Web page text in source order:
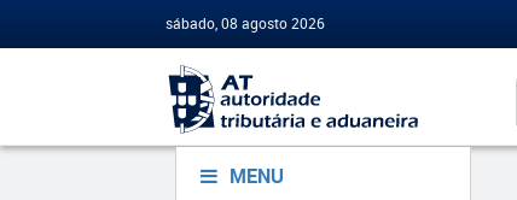
sábado, 08 agosto 2026
MENU